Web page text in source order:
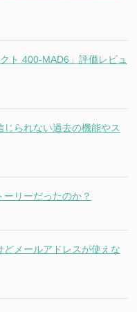
ト 400-MAD6」評価レビュ
られない過去の機能やス
リーだったのか？
どメールアドレスが使えな